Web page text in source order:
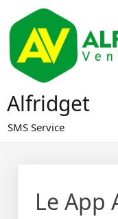
content
Alfridget
SMS Service
Le App